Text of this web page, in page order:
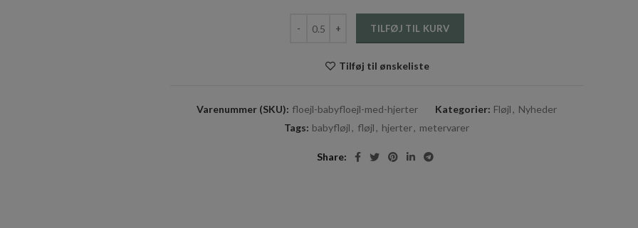
TILFØJ TIL KURV
Tilføj til ønskeliste
Varenummer (SKU): floejl-babyfloejl-med-hjerter Kategorier: Fløjl, Nyheder
Tags: babyfløjl, fløjl, hjerter, metervarer
Share